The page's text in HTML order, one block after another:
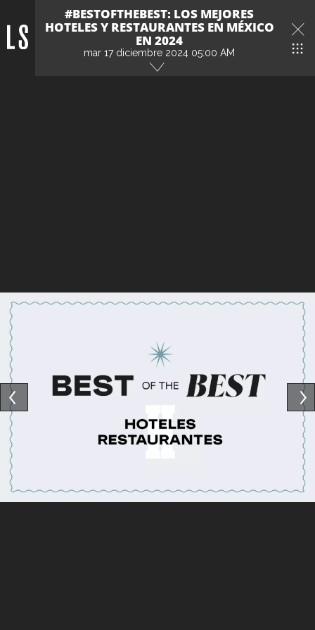
#BESTOFTHEBEST: LOS MEJORES
HOTELES Y RESTAURANTES EN MÉXICO
EN 2024
mar 17 diciembre 2024 05:00 AM